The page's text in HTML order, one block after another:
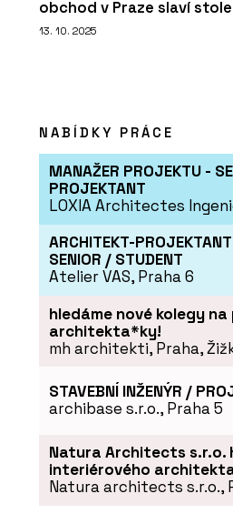
obchod v Praze slaví
13. 10. 2025
NABÍDKY PRÁCE
MANAŽER PROJEKTU -
PROJEKTANT
LOXIA Architectes
ARCHITEKT-
SENIOR / STUDENT
Atelier VAS, Praha 6
hledáme nové kolegy na
architekta*ky!
mh architekti, Praha,
STAVEBNÍ INŽENÝR /
archibase s.r.o., Praha 5
Natura Architects s.r.o.
interiérového
Natura architects s.r.o.,